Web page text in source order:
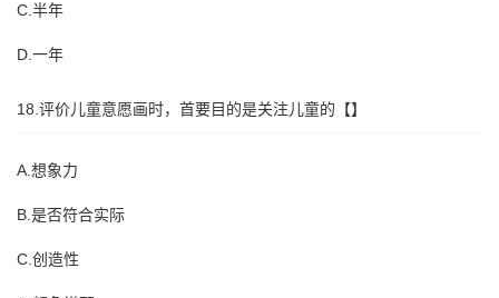
C.半年
D.一年
18.评价儿童意愿画时，首要目的是关注儿童的【】
A.想象力
B.是否符合实际
C.创造性